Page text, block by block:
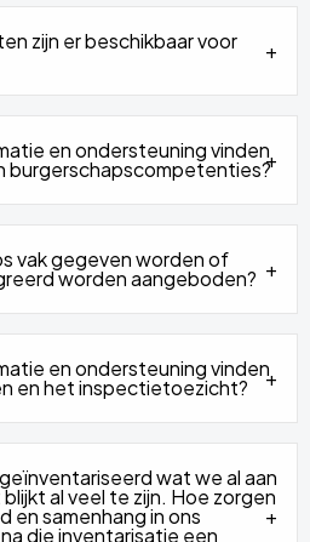
zijn er beschikbaar voor
en ondersteuning vinden
burgerschapscompetenties?
vak gegeven worden of
worden aangeboden?
en ondersteuning vinden
en het inspectietoezicht?
wat we al aan
al veel te zijn. Hoe zorgen
en samenhang in ons
die inventarisatie een